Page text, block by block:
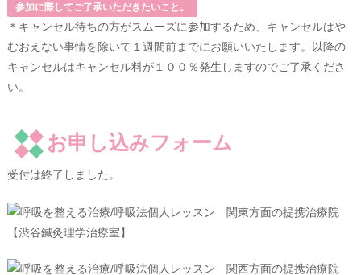
参加に際してご了承いただきたいこと。
＊キャンセル待ちの方がスムーズに参加するため、キャンセルはや
むおえない事情を除いて１週間前までにお願いいたします。以降の
キャンセルはキャンセル料が１００％発生しますのでご了承くださ
い。
お申し込みフォーム
受付は終了しました。